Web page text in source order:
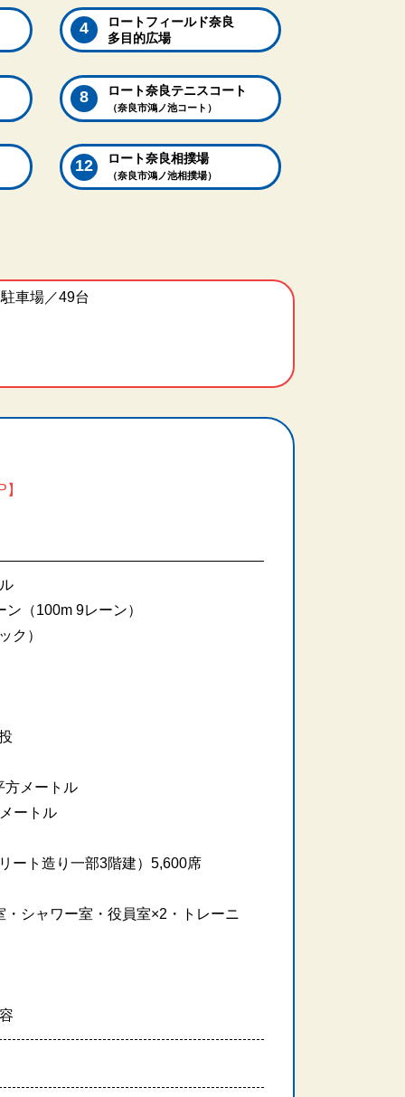
ロートフィールド奈良
多目的広場
ロート奈良テニスコート
（奈良市鴻ノ池コート）
ロート奈良相撲場
（奈良市鴻ノ池相撲場）
車場／49台
（100m 9レーン）
ク）
メートル
ートル
ート造り一部3階建）5,600席
シャワー室・役員室×2・トレーニ